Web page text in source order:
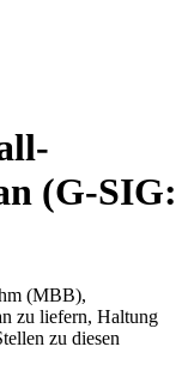
(G-SIG:
(MBB),
zu liefern, Haltung
zu diesen